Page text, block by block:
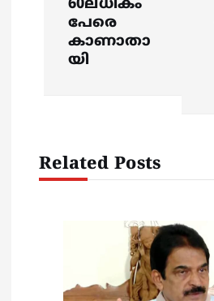
a
60ലധികം
പേരെ
കാണാതാ
യി
Related Posts